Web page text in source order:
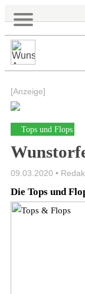
[Anzeige]
Tops und Flops
09.03.2020 •
Die Tops und